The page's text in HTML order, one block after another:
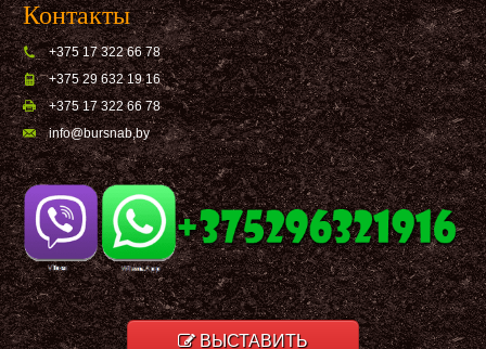
Контакты
+375 17 322 66 78
+375 29 632 19 16
+375 17 322 66 78
info@bursnab,by
ВЫСТАВИТЬ